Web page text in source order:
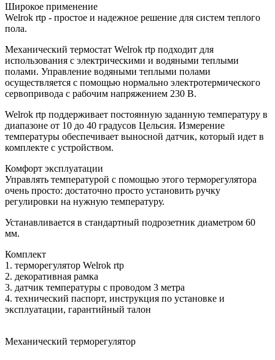
Широкое применение
Welrok rtp - простое и надежное решение для систем теплого
пола.
Механический термостат Welrok rtp подходит для
использования с электрическими и водяными теплыми
полами. Управление водяными теплыми полами
осуществляется с помощью нормально электротермического
сервопривода с рабочим напряжением 230 В.
Welrok rtp поддерживает постоянную заданную температуру в
диапазоне от 10 до 40 градусов Цельсия. Измерение
температуры обеспечивает выносной датчик, который идет в
комплекте с устройством.
Комфорт эксплуатации
Управлять температурой с помощью этого терморегулятора
очень просто: достаточно просто установить ручку
регулировки на нужную температуру.
Устанавливается в стандартный подрозетник диаметром 60
мм.
Комплект
1. терморегулятор Welrok rtp
2. декоративная рамка
3. датчик температуры с проводом 3 метра
4. технический паспорт, инструкция по установке и
эксплуатации, гарантийный талон
Механический терморегулятор